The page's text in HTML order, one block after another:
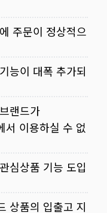
주문이 정상적으
능이 대폭 추가되
랜드가
서 이용하실 수 없
심상품 기능 도입
상품의 입출고 지